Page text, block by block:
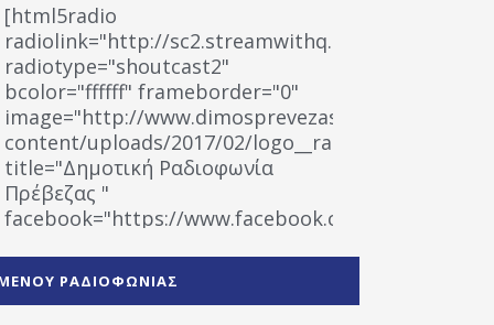
[html5radio
radiolink="http://sc2.streamwithq.com:8028/
radiotype="shoutcast2"
bcolor="ffffff" frameborder="0"
image="http://www.dimosprevezas.gr/wp-
content/uploads/2017/02/logo__radiofonias.jpg"
title="Δημοτική Ραδιοφωνία
Πρέβεζας "
facebook="https://www.facebook.com/
1531194763766854/" artist="" ]
ΡΑΔΙΟΦΩΝΙΑΣ